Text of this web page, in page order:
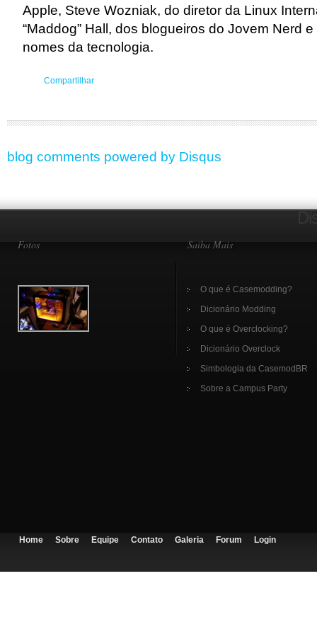
Apple, Steve Wozniak, do diretor da Linux
“Maddog” Hall, dos blogueiros do Jovem Nerd
nomes da tecnologia.
Compartilhar
blog comments powered by Disqus
Fotos Saiba Mais
O que é Casemodding?
Dicionário Modding
O que é Overclocking?
Dicionário Overclock
Simbologia da CasemodBR
Sobre a Campus Party
Home Sobre Equipe Contato Galeria Forum Login